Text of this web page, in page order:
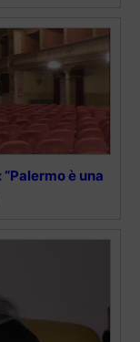
è una